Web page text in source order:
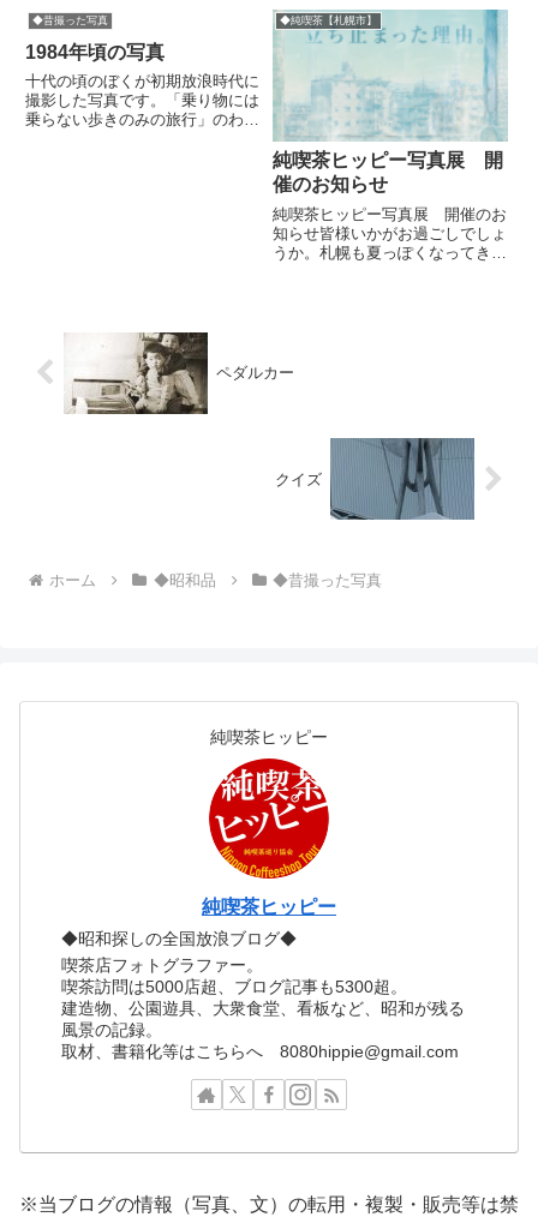
公園のベンチで寝て夜を明かそう
と考えながら撮った一枚です。<
この夜のメモ>(淡路島にしばら...
ました。自宅にとどいたので早速
開封。写真の風景の中に開催年は
見られませんでしたが、展示の車
種を見るとこれはおそらく19...
◆昔撮った写真
1984年頃の写真
十代の頃のぼくが初期放浪時代に
撮影した写真です。「乗り物には
乗らない歩きのみの旅行」のわり
◆純喫茶【札幌市】
純喫茶ヒッピー写真展 開
催のお知らせ
純喫茶ヒッピー写真展 開催のお
知らせ皆様いかがお過ごしでしょ
うか。札幌も夏っぽくなってきま
を...
ペダルカー
クイズ
ホーム ◆昭和品 ◆昔撮った写真
純喫茶ヒッピー
純喫茶ヒッピー
◆昭和探しの全国放浪ブログ◆
喫茶店フォトグラファー。
喫茶訪問は5000店超、ブログ記事も5300超。
建造物、公園遊具、大衆食堂、看板など、昭和が残る
風景の記録。
取材、書籍化等はこちらへ 8080hippie@gmail.com
※当ブログの情報（写真、文）の転用・複製・販売等は禁